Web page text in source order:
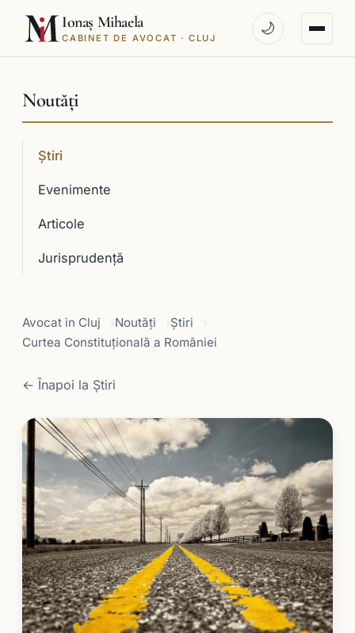
Ionaș Mihaela
CABINET DE AVOCAT · CLUJ
🌙
Noutăți
Știri
Evenimente
Articole
Jurisprudenţă
Avocat in Cluj Noutăți
Știri
Curtea Constituţională a României
← Înapoi la Știri